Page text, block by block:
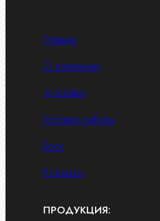
Главная
О компании
Доставка
Условия работы
Блог
Контакты
ПРОДУКЦИЯ: